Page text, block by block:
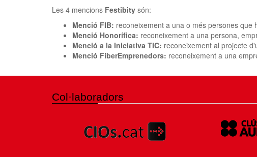
Les 4 mencions Festibity són:
Menció FIB: reconeixement a una o més persones
Menció Honorífica: reconeixement a una persona,
Menció a la Iniciativa TIC: reconeixement al projecte
Menció FiberEmprenedors: reconeixement a una
Col·laboradors